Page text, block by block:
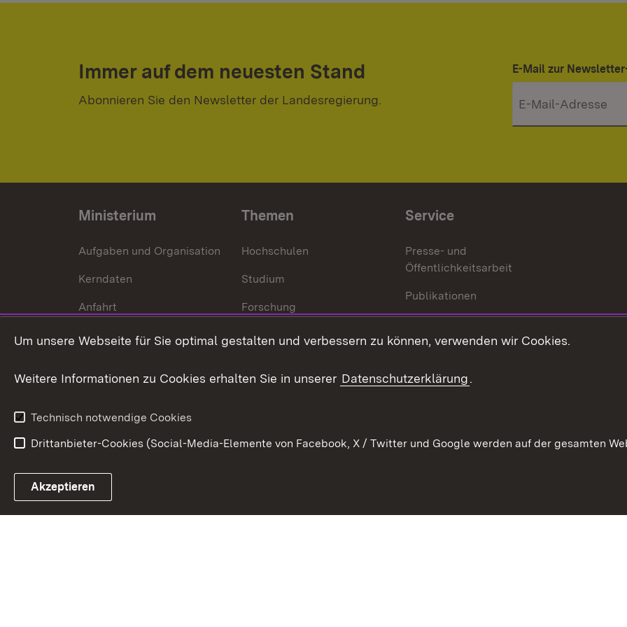
Immer auf dem neuesten Stand
Abonnieren Sie den Newsletter der Landesregierung.
E-Mail zur
Ministerium
Aufgaben und Organisation
Kerndaten
Anfahrt
Themen
Hochschulen
Studium
Forschung
Internationales
Service
Presse- und
Öffentlichkeitsarbeit
Publikationen
Mediathek
Ausschreibungen
Link zum Landesportal
Um unsere Webseite für Sie optimal gestalten und verbessern zu können, verwenden wir Cookies.
Weitere Informationen zu Cookies erhalten Sie in unserer Datenschutzerklärung.
Technisch notwendige Cookies
Drittanbieter-Cookies (Social-Media-Elemente von Facebook, X / Twitter und Google werden auf der gesamten
Akzeptieren